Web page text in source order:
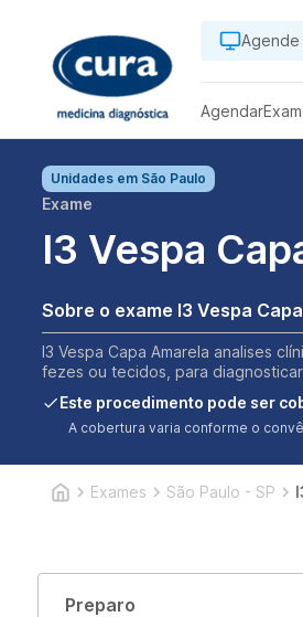
Agende
Agendar
Unidades em São Paulo
Exame
I3 Vespa
Sobre o exame I3
I3 Vespa Capa Amarela analises
fezes ou tecidos, para
Este procedimento pode ser
A cobertura varia conforme o
Exames São Paulo - SP
Preparo